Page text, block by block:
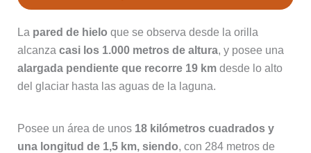
La pared de hielo que se observa desde la orilla
alcanza casi los 1.000 metros de altura, y posee una
alargada pendiente que recorre 19 kmdesde lo alto
del glaciar hasta las aguas de la laguna.
Posee un área de unos 18 kilómetros cuadrados y
una longitud de 1,5 km, siendo, con 284 metros de